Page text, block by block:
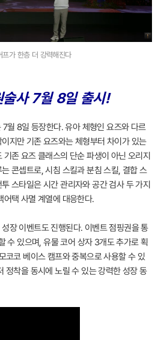
프가 한층 더 강력해진다
술사 7월 8일 출시!
월 8일 등장한다. 유아 체형인 요즈와 다르
지만 기존 요즈와는 체형부터 차이가 있는
존 요즈 클래스의 단순 파생이 아닌 오리지
콘셉트로, 시침 스킬과 분침 스킬, 결합 스
스타일은 시간 관리자와 공간 검사 두 가지
택 사멸 계열에 대응한다.
장 이벤트도 진행된다. 이벤트 점핑권을 통
수 있으며, 유물 코어 상자 3개도 추가로 획
코코 베이스 캠프와 중복으로 사용할 수 있
정착을 동시에 노릴 수 있는 강력한 성장 동